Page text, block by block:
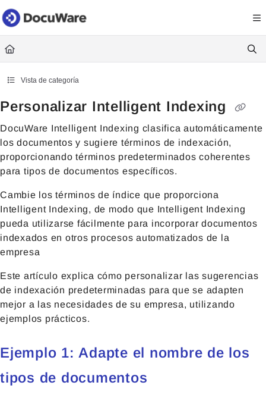
Documentation Index
Fetch the complete documentation index at: https://
Use this file to discover all available pages before exploring further.
Vista de categoría
Personalizar Intelligent Indexing
DocuWare Intelligent Indexing clasifica automáticamente
los documentos y sugiere términos de indexación,
proporcionando términos predeterminados coherentes
para tipos de documentos específicos.
Cambie los términos de índice que proporciona
Intelligent Indexing, de modo que Intelligent Indexing
pueda utilizarse fácilmente para incorporar documentos
indexados en otros procesos automatizados de la
empresa
Este artículo explica cómo personalizar las sugerencias
de indexación predeterminadas para que se adapten
mejor a las necesidades de su empresa, utilizando
ejemplos prácticos.
Ejemplo 1: Adapte el nombre de los
tipos de documentos